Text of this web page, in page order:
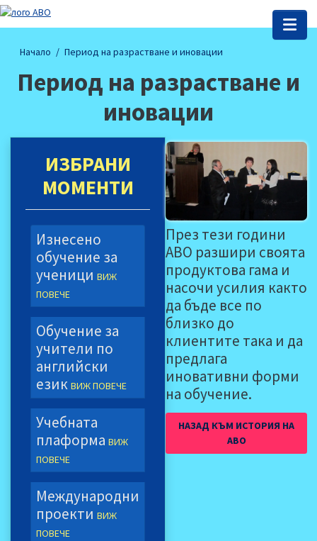
Начало Период на разрастване и иновации
Период на разрастване и
иновации
ИЗБРАНИ
МОМЕНТИ
Изнесено
обучение за
ученици ВИЖ
ПОВЕЧЕ
Обучение за
учители по
английски
език ВИЖ ПОВЕЧЕ
Учебната
плаформа ВИЖ
ПОВЕЧЕ
Mеждународни
проекти ВИЖ
ПОВЕЧЕ
През тези години
АВО разшири своята
продуктова гама и
насочи усилия както
да бъде все по
близко до
клиентите така и да
предлага
иновативни форми
на обучение.
НАЗАД КЪМ ИСТОРИЯ НА
АВО